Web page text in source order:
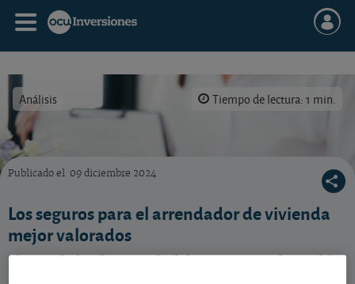
Análisis Tiempo de lectura: 1 min.
Al igual que el propietario, el arrendador de vivienda debe protegerse ante los riesgos
Publicado el 09 diciembre 2024
Los seguros para el arrendador de vivienda
mejor valorados
El arrendador de vivienda debe protegerse de posibles